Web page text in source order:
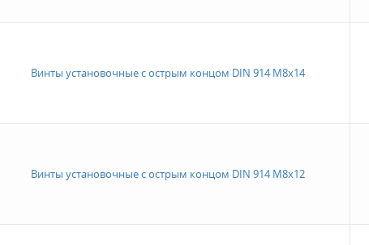
Винты установочные с острым концом DIN 914 M8x14
Винты установочные с острым концом DIN 914 M8x12